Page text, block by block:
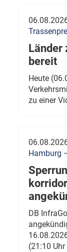
Länder
bereit
Heute
zu einer
Hamburg
DB
(21:10